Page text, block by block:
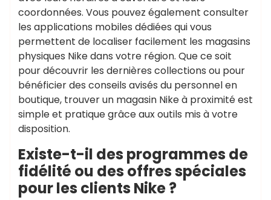
coordonnées. Vous pouvez également consulter
les applications mobiles dédiées qui vous
permettent de localiser facilement les magasins
physiques Nike dans votre région. Que ce soit
pour découvrir les dernières collections ou pour
bénéficier des conseils avisés du personnel en
boutique, trouver un magasin Nike à proximité est
simple et pratique grâce aux outils mis à votre
disposition.
Existe-t-il des programmes de
fidélité ou des offres spéciales
pour les clients Nike ?